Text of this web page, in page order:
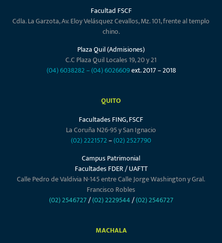
Facultad FSCF
Cdla. La Garzota, Av. Eloy Velásquez Cevallos, Mz. 101, frente al templo
chino.
Plaza Quil (Admisiones)
C.C Plaza Quil Locales 19, 20 y 21
(04) 6038282–(04) 6026609ext. 2017 – 2018
QUITO
Facultades FING, FSCF
La Coruña N26-95 y San Ignacio
(02) 2221572–(02) 2527790
Campus Patrimonial
Facultades FDER / UAFTT
Calle Pedro de Valdivia N-145 entre Calle Jorge Washington y Gral.
Francisco Robles
(02) 2546727/(02) 2229544/(02) 2546727
MACHALA